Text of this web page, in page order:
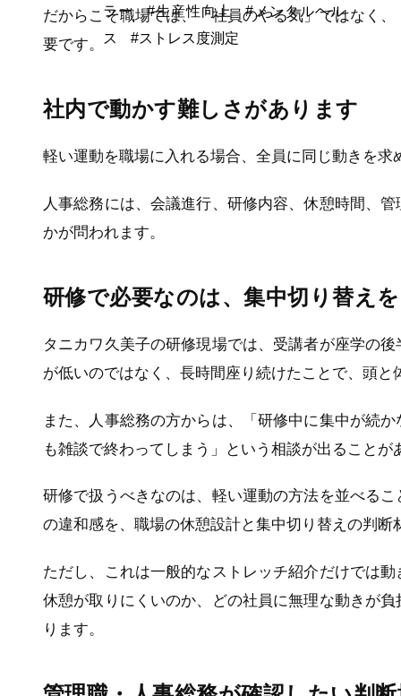
だからこそ職場では、「社員のやる気」ではなく
要です。
社内で動かす難しさがあります
軽い運動を職場に入れる場合、全員に同じ動きを
人事総務には、会議進行、研修内容、休憩時間、
かが問われます。
研修で必要なのは、集中切り替え
タニカワ久美子の研修現場では、受講者が座学の
が低いのではなく、長時間座り続けたことで、頭
また、人事総務の方からは、「研修中に集中が続
も雑談で終わってしまう」という相談が出ることが
研修で扱うべきなのは、軽い運動の方法を並べる
の違和感を、職場の休憩設計と集中切り替えの判断
ただし、これは一般的なストレッチ紹介だけでは
休憩が取りにくいのか、どの社員に無理な動きが
ります。
ラー
#生産性向上
#メンタルヘル
ス
#ストレス度測定